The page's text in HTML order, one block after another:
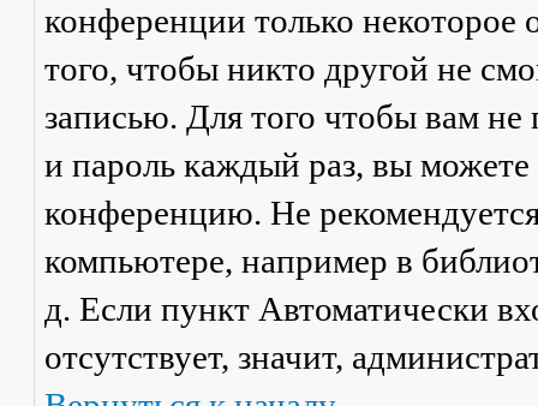
конференции только некоторое
того, чтобы никто другой не
записью. Для того чтобы вам не
и пароль каждый раз, вы
конференцию. Не
компьютере, например в
д. Если пункт Автоматически
отсутствует, значит,